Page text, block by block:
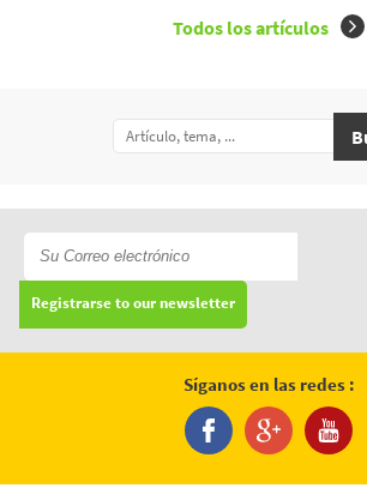
Todos los artículos
Registrarse to our newsletter
Síganos en las redes :